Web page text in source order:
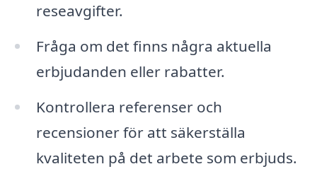
reseavgifter.
Fråga om det finns några aktuella
erbjudanden eller rabatter.
Kontrollera referenser och
recensioner för att säkerställa
kvaliteten på det arbete som erbjuds.